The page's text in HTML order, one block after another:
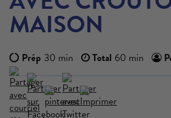
MAISON
Prép 30 min Total 60 min